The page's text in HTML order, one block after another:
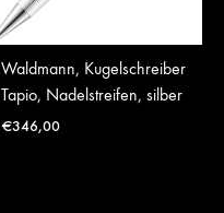
Waldmann, Kugelschreiber
Tapio, Nadelstreifen, silber
€346,00